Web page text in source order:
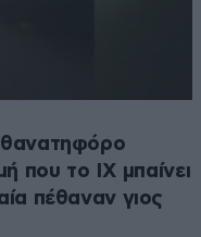
θανατηφόρο
που το ΙΧ μπαίνει
πέθαναν γιος